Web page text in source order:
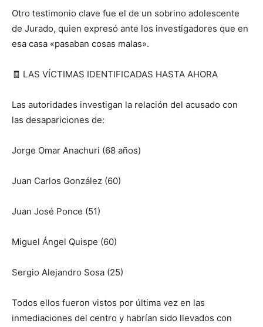
Otro testimonio clave fue el de un sobrino adolescente
de Jurado, quien expresó ante los investigadores que en
esa casa «pasaban cosas malas».
🧾 LAS VÍCTIMAS IDENTIFICADAS HASTA AHORA
Las autoridades investigan la relación del acusado con
las desapariciones de:
Jorge Omar Anachuri (68 años)
Juan Carlos González (60)
Juan José Ponce (51)
Miguel Ángel Quispe (60)
Sergio Alejandro Sosa (25)
Todos ellos fueron vistos por última vez en las
inmediaciones del centro y habrían sido llevados con